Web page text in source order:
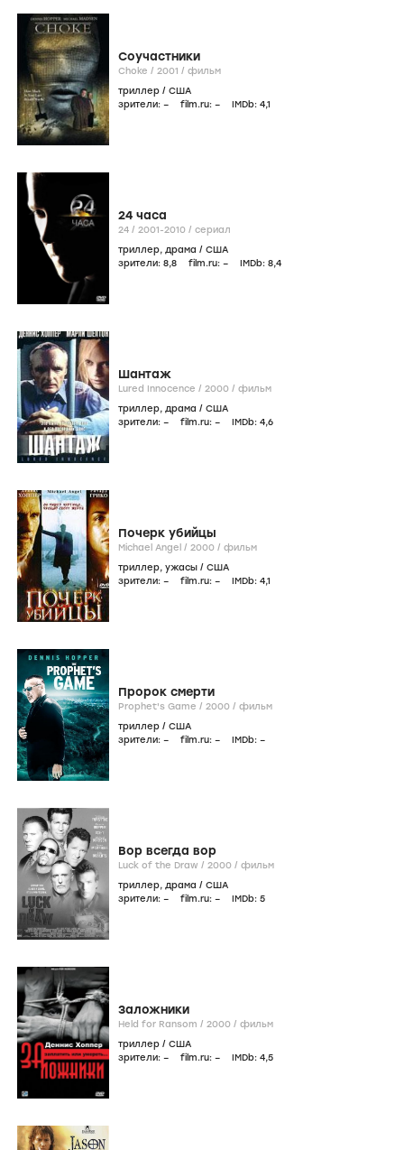
Соучастники
Choke / 2001 / фильм
триллер / США
зрители: – film.ru: – IMDb: 4,1
24 часа
24 / 2001-2010 / сериал
триллер, драма / США
зрители: 8,8 film.ru: – IMDb: 8,4
Шантаж
Lured Innocence / 2000 / фильм
триллер, драма / США
зрители: – film.ru: – IMDb: 4,6
Почерк убийцы
Michael Angel / 2000 / фильм
триллер, ужасы / США
зрители: – film.ru: – IMDb: 4,1
Пророк смерти
Prophet's Game / 2000 / фильм
триллер / США
зрители: – film.ru: – IMDb: –
Вор всегда вор
Luck of the Draw / 2000 / фильм
триллер, драма / США
зрители: – film.ru: – IMDb: 5
Заложники
Held for Ransom / 2000 / фильм
триллер / США
зрители: – film.ru: – IMDb: 4,5